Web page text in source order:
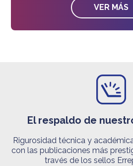
VER MÁS
El respaldo de
Rigurosidad técnica y
con las publicaciones más
través de los sellos